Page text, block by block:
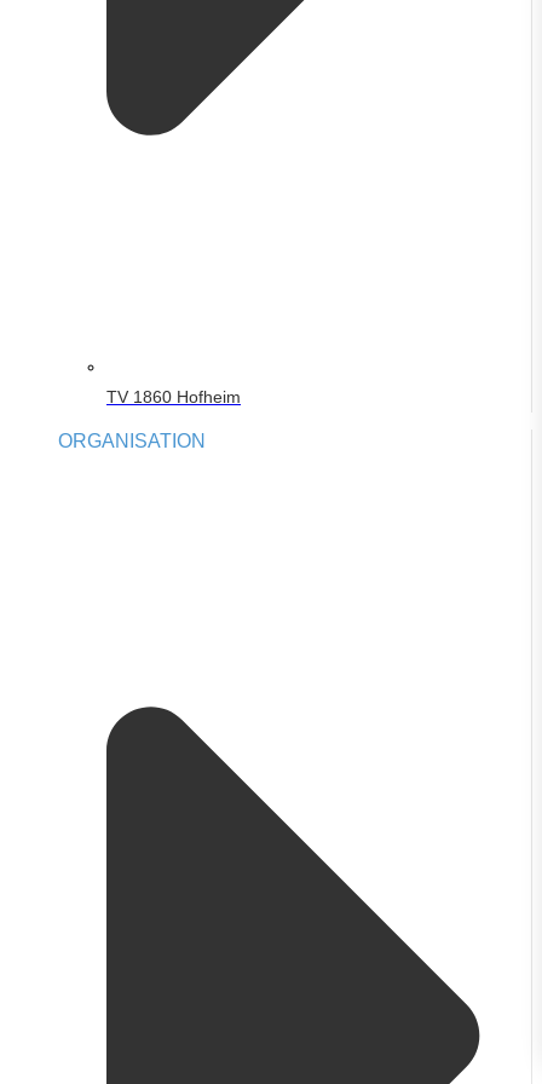
TV 1860 Hofheim
ORGANISATION